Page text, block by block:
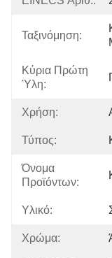
Ταξινόμηση:
Κύρια Πρώτη
Ύλη:
Χρήση:
Τύπος:
Όνομα
Προϊόντων:
Υλικό:
Χρώμα: